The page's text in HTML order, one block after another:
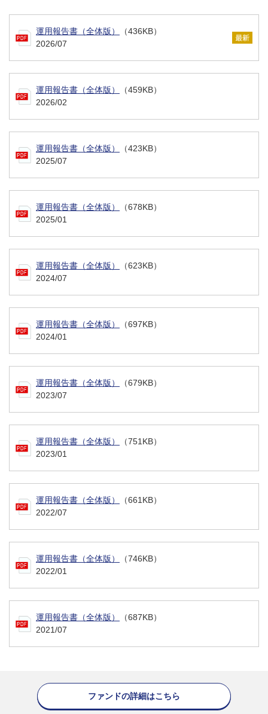
運用報告書（全体版）
（436KB）
2026/07
運用報告書（全体版）
（459KB）
2026/02
運用報告書（全体版）
（423KB）
2025/07
運用報告書（全体版）
（678KB）
2025/01
運用報告書（全体版）
（623KB）
2024/07
運用報告書（全体版）
（697KB）
2024/01
運用報告書（全体版）
（679KB）
2023/07
運用報告書（全体版）
（751KB）
2023/01
運用報告書（全体版）
（661KB）
2022/07
運用報告書（全体版）
（746KB）
2022/01
運用報告書（全体版）
（687KB）
2021/07
ファンドの詳細はこちら